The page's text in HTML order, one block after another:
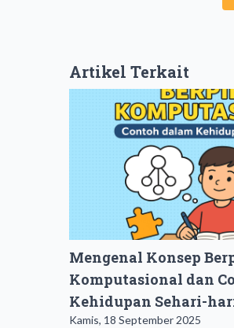
Artikel Terkait
Mengenal Konsep
Komputasional dan
Kehidupan Sehari-
Kamis, 18 September 2025